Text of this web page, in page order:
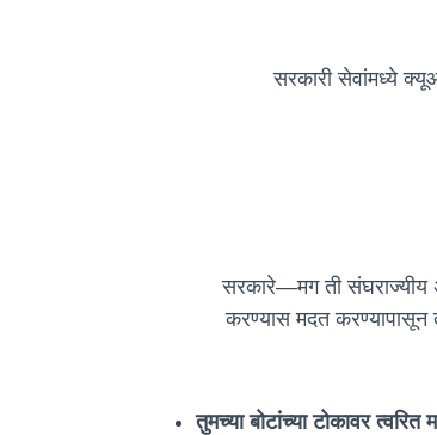
सरकारी सेवांमध्ये
सरकारे—मग ती संघराज्यीय
करण्यास मदत
तुमच्या बोटांच्या टोकावर त्वरित